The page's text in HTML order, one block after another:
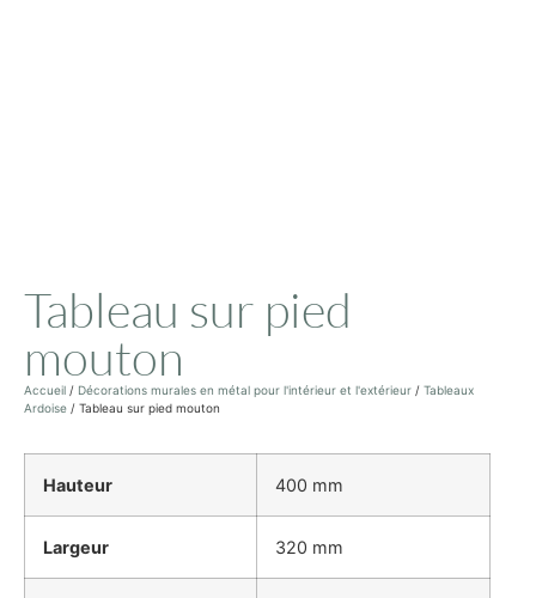
Tableau sur pied
mouton
Accueil / Décorations murales en métal pour l'intérieur et l'extérieur / Tableaux
Ardoise / Tableau sur pied mouton
Hauteur 400 mm
Largeur 320 mm